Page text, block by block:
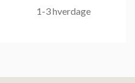
1-3 hverdage